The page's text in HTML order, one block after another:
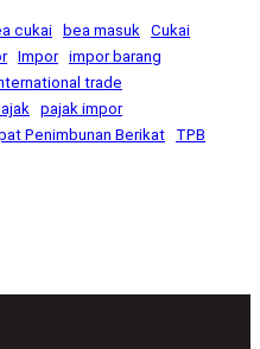
cukai bea masuk
Cukai
Impor impor barang
trade
pajak impor
Penimbunan Berikat TPB